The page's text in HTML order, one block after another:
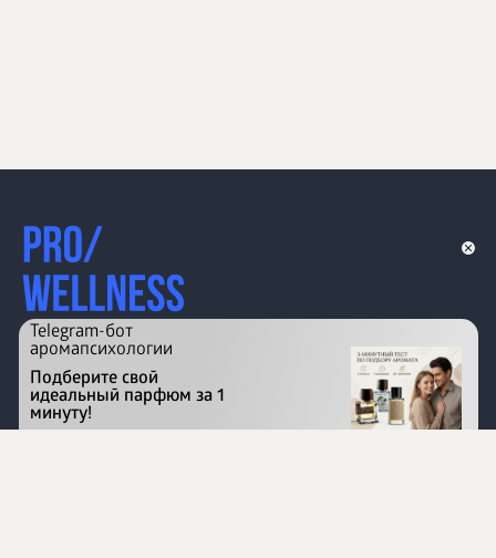
Перейти на сайт
Telegram-бот
аромапсихологии
Подберите свой
идеальный парфюм за 1
минуту!